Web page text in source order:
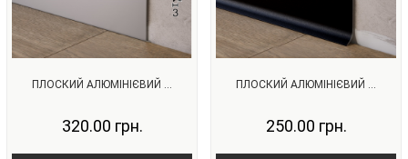
ПЛОСКИЙ АЛЮМІНІЄВИЙ ...
320.00 грн.
ПЛОСКИЙ АЛЮМІНІЄВИЙ ...
250.00 грн.